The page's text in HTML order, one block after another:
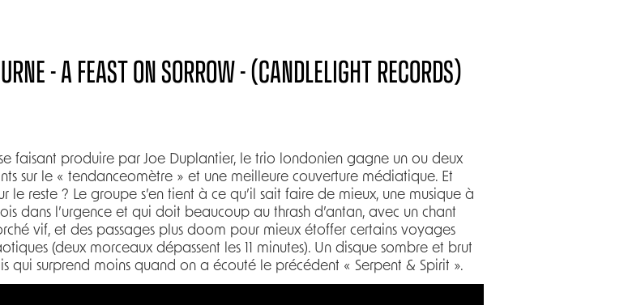
URNE - A FEAST ON SORROW - (CANDLELIGHT RECORDS)
se faisant produire par Joe Duplantier, le trio londonien gagne un ou deux
sur le « tendanceomètre » et une meilleure couverture médiatique. Et
le reste ? Le groupe s’en tient à ce qu’il sait faire de mieux, une musique à
dans l’urgence et qui doit beaucoup au thrash d’antan, avec un chant
vif, et des passages plus doom pour mieux étoffer certains voyages
(deux morceaux dépassent les 11 minutes). Un disque sombre et brut
qui surprend moins quand on a écouté le précédent « Serpent & Spirit ».